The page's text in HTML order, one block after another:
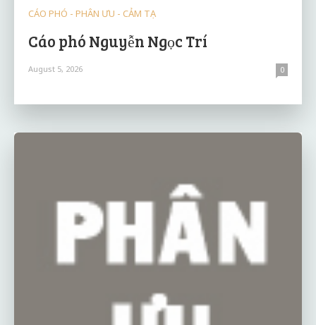
CÁO PHÓ - PHÂN ƯU - CẢM TẠ
Cáo phó Nguyễn Ngọc Trí
August 5, 2026 0